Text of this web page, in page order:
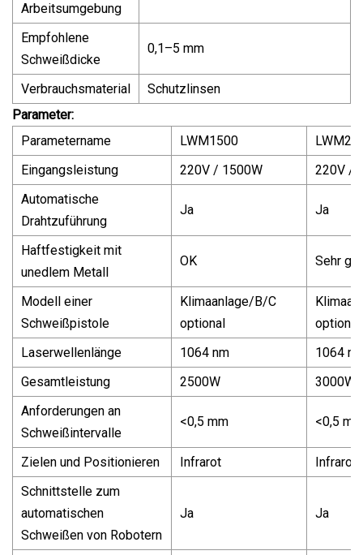
Arbeitsumgebung
Empfohlene
Schweißdicke
0,1–5 mm
Verbrauchsmaterial
Schutzlinsen
Parameter:
Parametername
LWM1500
Eingangsleistung
220V / 1500W
220V /
Automatische
Drahtzuführung
Ja Ja
Haftfestigkeit mit
unedlem Metall
OK Sehr gut
Modell einer
Schweißpistole
Klimaanlage/B/C
optional
optional
Laserwellenlänge
1064 nm
1064
Gesamtleistung
2500W
3000W
Anforderungen an
Schweißintervalle
<0,5 mm <0,5 mm
Zielen und Positionieren Infrarot
Infrarot
Schnittstelle zum
automatischen
Schweißen von Robotern
Ja Ja